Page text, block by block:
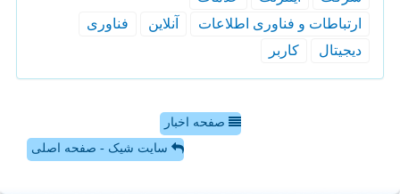
ارتباطات و فناوری اطلاعات
آنلاین
فناوری
دیجیتال
كاربر
صفحه اخبار
سایت شیک - صفحه اصلی